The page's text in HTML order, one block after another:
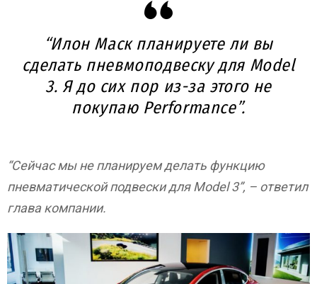
“Илон Маск планируете ли вы
сделать пневмоподвеску для Model
3. Я до сих пор из-за этого не
покупаю Performance”.
“Сейчас мы не планируем делать функцию
пневматической подвески для Model 3”, – ответил
глава компании.